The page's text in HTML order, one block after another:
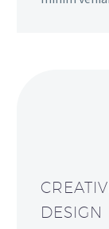
DESIGN